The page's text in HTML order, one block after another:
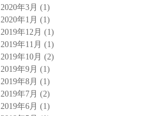
2020年3月 (1)
2020年1月 (1)
2019年12月 (1)
2019年11月 (1)
2019年10月 (2)
2019年9月 (1)
2019年8月 (1)
2019年7月 (2)
2019年6月 (1)